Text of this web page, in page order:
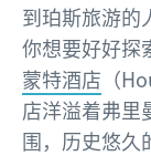
到珀斯旅游的
你想要好好探
蒙特酒店 （
店洋溢着弗里
围，历史悠久